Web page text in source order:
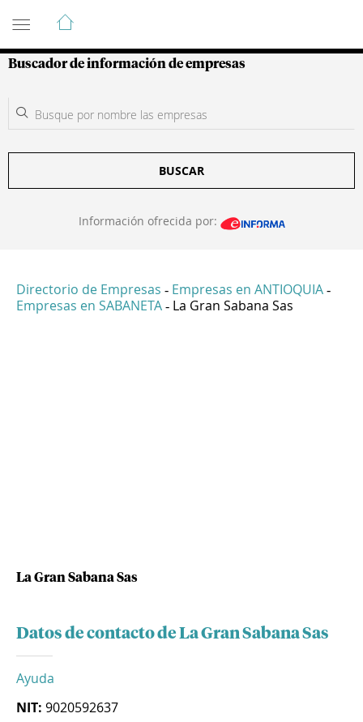
Guía de Empresas Colombianas
Buscador de información de empresas
BUSCAR
Información ofrecida por:
Directorio de Empresas - Empresas en ANTIOQUIA -
Empresas en SABANETA - La Gran Sabana Sas
La Gran Sabana Sas
Datos de contacto de La Gran Sabana Sas
Ayuda
NIT: 9020592637